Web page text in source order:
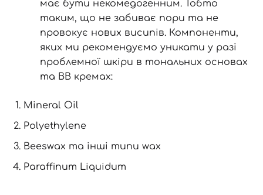
має бути некомедогенним. Тобто
таким, що не забиває пори та не
провокує нових висипів. Компоненти,
яких ми рекомендуємо уникати у разі
проблемної шкіри в тональних основах
та ВВ кремах:
Mineral Oil
Polyethylene
Beeswax та інші типи wax
Paraffinum Liquidum